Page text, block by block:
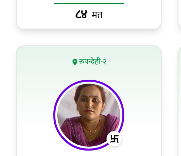
८४ मत
रूपन्देही-२